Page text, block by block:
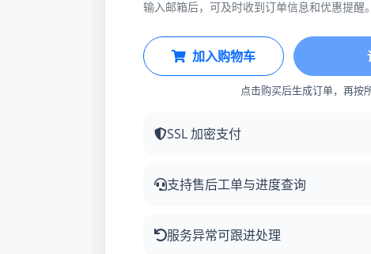
输入邮箱后，可及时收到订单信息和优惠提醒。
加入购物车
点击购买后生成订单，再按
SSL 加密支付
支持售后工单与进度查询
服务异常可跟进处理